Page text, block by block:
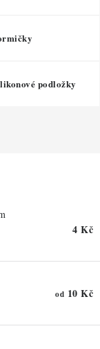
podložky
4 Kč
od 10 Kč